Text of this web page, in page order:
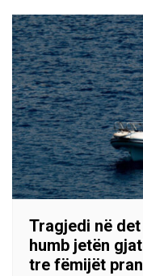
Tragjedi në
humb jetën
tre fëmijët